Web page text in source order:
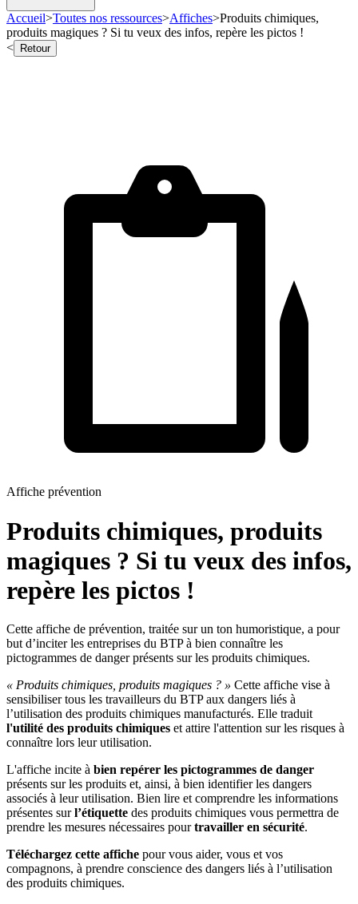
Accueil>Toutes nos ressources>Affiches>Produits chimiques,
produits magiques ? Si tu veux des infos, repère les pictos !
<
Retour
Affiche prévention
Produits chimiques, produits
magiques ? Si tu veux des infos,
repère les pictos !
Cette affiche de prévention, traitée sur un ton humoristique, a pour
but d’inciter les entreprises du BTP à bien connaître les
pictogrammes de danger présents sur les produits chimiques.
« Produits chimiques, produits magiques ? » Cette affiche vise à
sensibiliser tous les travailleurs du BTP aux dangers liés à
l’utilisation des produits chimiques manufacturés. Elle traduit
l'utilité des produits chimiques et attire l'attention sur les risques à
connaître lors leur utilisation.
L'affiche incite à bien repérer les pictogrammes de danger
présents sur les produits et, ainsi, à bien identifier les dangers
associés à leur utilisation. Bien lire et comprendre les informations
présentes surl’étiquette des produits chimiques vous permettra de
prendre les mesures nécessaires pourtravailler en sécurité.
Téléchargez cette affiche pour vous aider, vous et vos
compagnons, à prendre conscience des dangers liés à l’utilisation
des produits chimiques.